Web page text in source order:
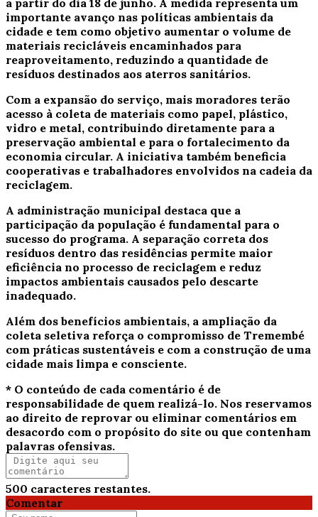
importante avanço nas políticas ambientais da
cidade e tem como objetivo aumentar o volume de
materiais recicláveis encaminhados para
reaproveitamento, reduzindo a quantidade de
resíduos destinados aos aterros sanitários.
Com a expansão do serviço, mais moradores terão
acesso à coleta de materiais como papel, plástico,
vidro e metal, contribuindo diretamente para a
preservação ambiental e para o fortalecimento da
economia circular. A iniciativa também beneficia
cooperativas e trabalhadores envolvidos na cadeia da
reciclagem.
A administração municipal destaca que a
participação da população é fundamental para o
sucesso do programa. A separação correta dos
resíduos dentro das residências permite maior
eficiência no processo de reciclagem e reduz
impactos ambientais causados pelo descarte
inadequado.
Além dos benefícios ambientais, a ampliação da
coleta seletiva reforça o compromisso de Tremembé
com práticas sustentáveis e com a construção de uma
cidade mais limpa e consciente.
* O conteúdo de cada comentário é de
responsabilidade de quem realizá-lo. Nos reservamos
ao direito de reprovar ou eliminar comentários em
desacordo com o propósito do site ou que contenham
palavras ofensivas.
500 caracteres restantes.
Comentar